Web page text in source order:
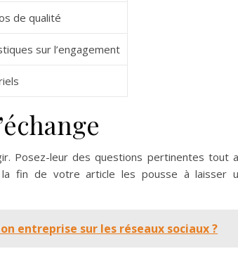
de qualité
sur l’engagement
Posez-leur des questions pertinentes tout
la fin de votre article les pousse à laisser
entreprise sur les réseaux sociaux ?